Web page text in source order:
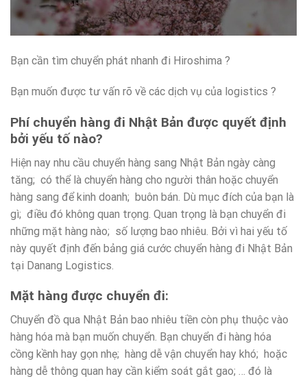
Bạn cần tìm chuyển phát nhanh đi Hiroshima ?
Bạn muốn được tư vấn rõ về các dịch vụ của logistics ?
Phí chuyển hàng đi Nhật Bản được quyết định
bởi yếu tố nào?
Hiện nay nhu cầu chuyển hàng sang Nhật Bản ngày càng
tăng; có thể là chuyển hàng cho người thân hoặc chuyển
hàng sang để kinh doanh; buôn bán. Dù mục đích của bạn là
gì; điều đó không quan trọng. Quan trọng là bạn chuyển đi
những mặt hàng nào; số lượng bao nhiêu. Bởi vì hai yếu tố
này quyết định đến bảng giá cước chuyển hàng đi Nhật Bản
tại Danang Logistics.
Mặt hàng được chuyển đi:
Chuyển đồ qua Nhật Bản bao nhiêu tiền còn phụ thuộc vào
hàng hóa mà bạn muốn chuyển. Bạn chuyển đi hàng hóa
cồng kềnh hay gọn nhẹ; hàng dễ vận chuyển hay khó; hoặc
hàng dễ thông quan hay cần kiểm soát gắt gao; … đó là